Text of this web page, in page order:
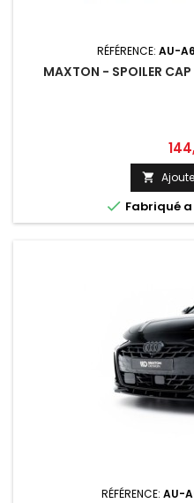
RÉFÉRENCE: AU-
MAXTON - SPOILER
Prix

 Fabriqué
RÉFÉRENCE: AU-